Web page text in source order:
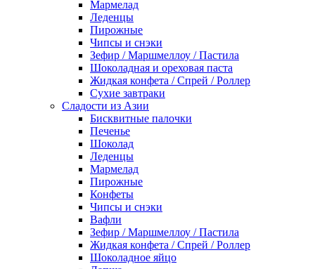
Мармелад
Леденцы
Пирожные
Чипсы и снэки
Зефир / Маршмеллоу / Пастила
Шоколадная и ореховая паста
Жидкая конфета / Спрей / Роллер
Сухие завтраки
Сладости из Азии
Бисквитные палочки
Печенье
Шоколад
Леденцы
Мармелад
Пирожные
Конфеты
Чипсы и снэки
Вафли
Зефир / Маршмеллоу / Пастила
Жидкая конфета / Спрей / Роллер
Шоколадное яйцо